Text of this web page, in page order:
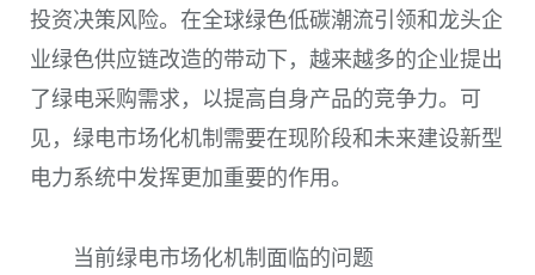
投资决策风险。在全球绿色低碳潮流引领和龙头企
业绿色供应链改造的带动下，越来越多的企业提出
了绿电采购需求，以提高自身产品的竞争力。可
见，绿电市场化机制需要在现阶段和未来建设新型
电力系统中发挥更加重要的作用。
当前绿电市场化机制面临的问题